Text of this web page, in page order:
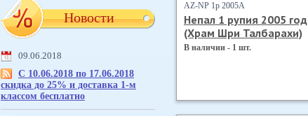
Новости
09.06.2018
С 10.06.2018 по 17.06.2018
скидка до 25% и доставка 1-м
классом бесплатно
AZ-NP 1р 2005А
Непал 1 рупия 2005 год
(Храм Шри Талбарахи)
В наличии - 1 шт.